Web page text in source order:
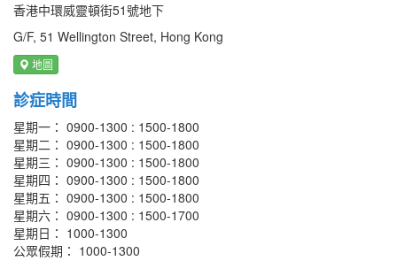
香港中環威靈頓街51號地下
G/F, 51 Wellington Street, Hong Kong
地圖
診症時間
星期一： 0900-1300 : 1500-1800
星期二： 0900-1300 : 1500-1800
星期三： 0900-1300 : 1500-1800
星期四： 0900-1300 : 1500-1800
星期五： 0900-1300 : 1500-1800
星期六： 0900-1300 : 1500-1700
星期日： 1000-1300
公眾假期： 1000-1300